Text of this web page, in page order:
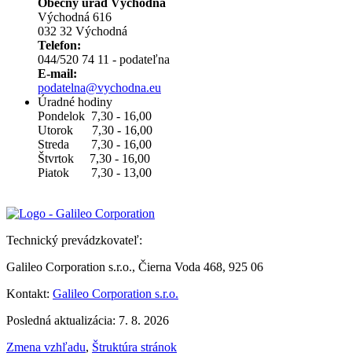
Obecný úrad Východná
Východná 616
032 32 Východná
Telefon:
044/520 74 11 - podateľna
E-mail:
podatelna@vychodna.eu
Úradné hodiny
Pondelok 7,30 - 16,00
Utorok 7,30 - 16,00
Streda 7,30 - 16,00
Štvrtok 7,30 - 16,00
Piatok 7,30 - 13,00
Technický prevádzkovateľ:
Galileo Corporation s.r.o., Čierna Voda 468, 925 06
Kontakt: Galileo Corporation s.r.o.
Posledná aktualizácia: 7. 8. 2026
Zmena vzhľadu, Štruktúra stránok